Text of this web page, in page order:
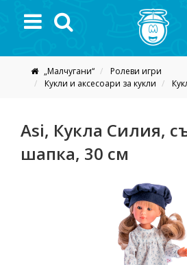
„Малчугани“
Ролеви игри
Кукли и аксесоари за кукли
Asi, Кукла Силия,
шапка, 30 см